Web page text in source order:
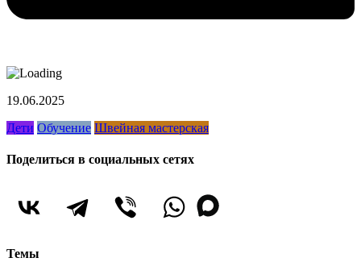
19.06.2025
Дети Обучение Швейная мастерская
Поделиться в социальных сетях
Темы